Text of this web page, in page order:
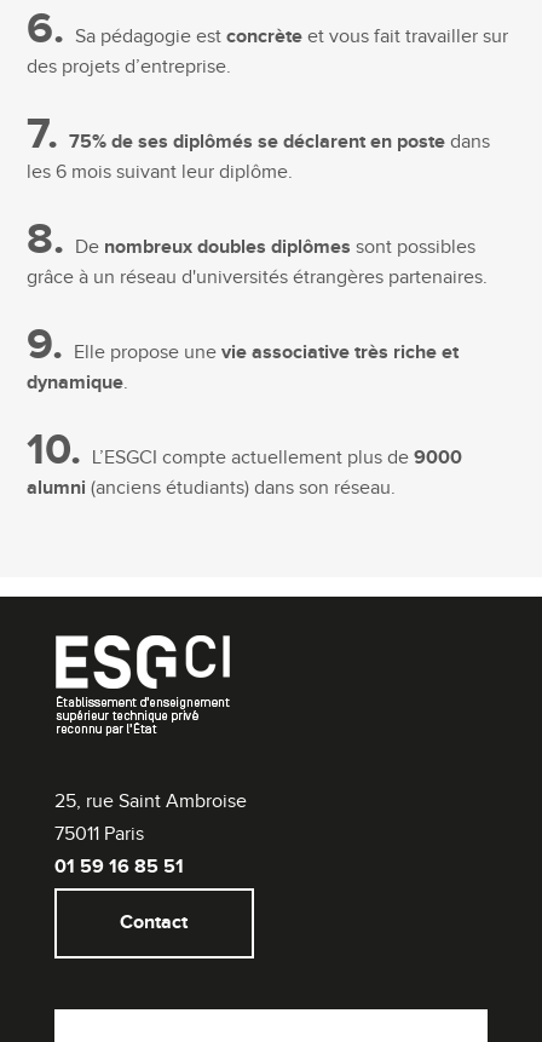
6.Sa pédagogie estconcrète et vous fait travailler sur
des projets d’entreprise.
7.75% de ses diplômés se déclarent en postedans
les 6 mois suivant leur diplôme.
8. De nombreux doubles diplômes sont possibles
grâce à un réseau d'universités étrangères partenaires.
9. Elle propose unevie associative très riche et
dynamique.
10. L’ESGCI compte actuellement plus de9000
alumni (anciens étudiants) dans son réseau.
25, rue Saint Ambroise
75011 Paris
01 59 16 85 51
Contact